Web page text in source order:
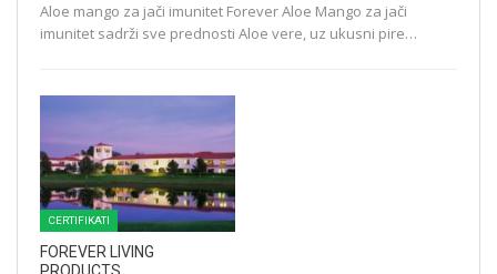
Aloe mango za jači imunitet Forever Aloe Mango za jači
imunitet sadrži sve prednosti Aloe vere, uz ukusni pire…
CERTIFIKATI
FOREVER LIVING